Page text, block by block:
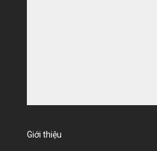
Giới thiệu